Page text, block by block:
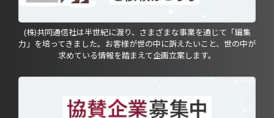
(株)共同通信社は半世紀に渡り、さまざまな事業を通じて「編集
力」を培ってきました。お客様が世の中に訴えたいこと、世の中が
求めている情報を踏まえて企画立案します。